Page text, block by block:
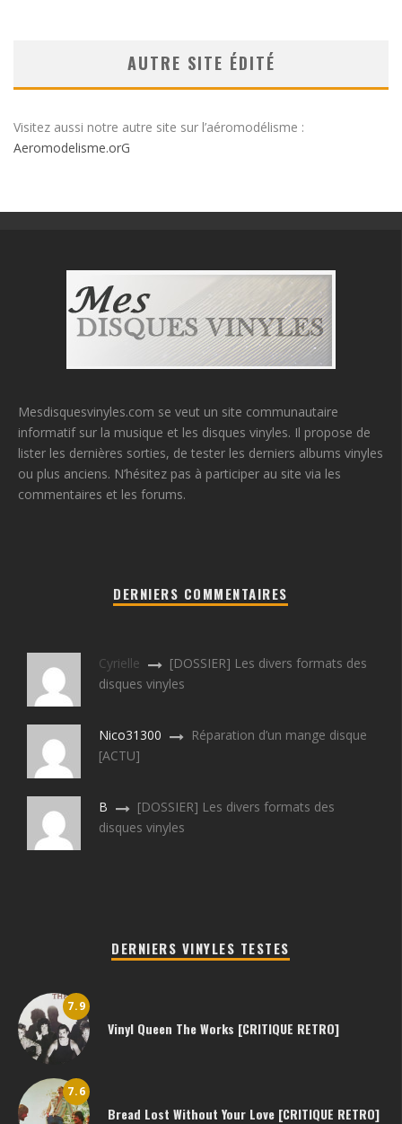
AUTRE SITE ÉDITÉ
Visitez aussi notre autre site sur l’aéromodélisme :
Aeromodelisme.orG
Mesdisquesvinyles.com se veut un site communautaire
informatif sur la musique et les disques vinyles. Il propose de
lister les dernières sorties, de tester les derniers albums vinyles
ou plus anciens. N’hésitez pas à participer au site via les
commentaires et les forums.
DERNIERS COMMENTAIRES
Cyrielle
[DOSSIER] Les divers formats des
disques vinyles
Nico31300
Réparation d’un mange disque
[ACTU]
B
[DOSSIER] Les divers formats des
disques vinyles
DERNIERS VINYLES TESTES
7.9
Vinyl Queen The Works [CRITIQUE RETRO]
7.6
Bread Lost Without Your Love [CRITIQUE RETRO]